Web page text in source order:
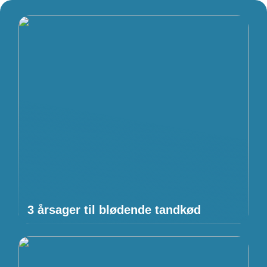
3 årsager til blødende tandkød